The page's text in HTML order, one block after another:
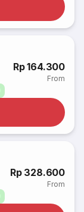
Rp 164.300
From
Rp 328.600
From